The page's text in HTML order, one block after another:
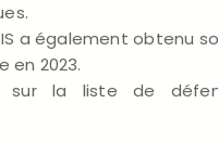
a également obtenu
en 2023.
sur la liste de